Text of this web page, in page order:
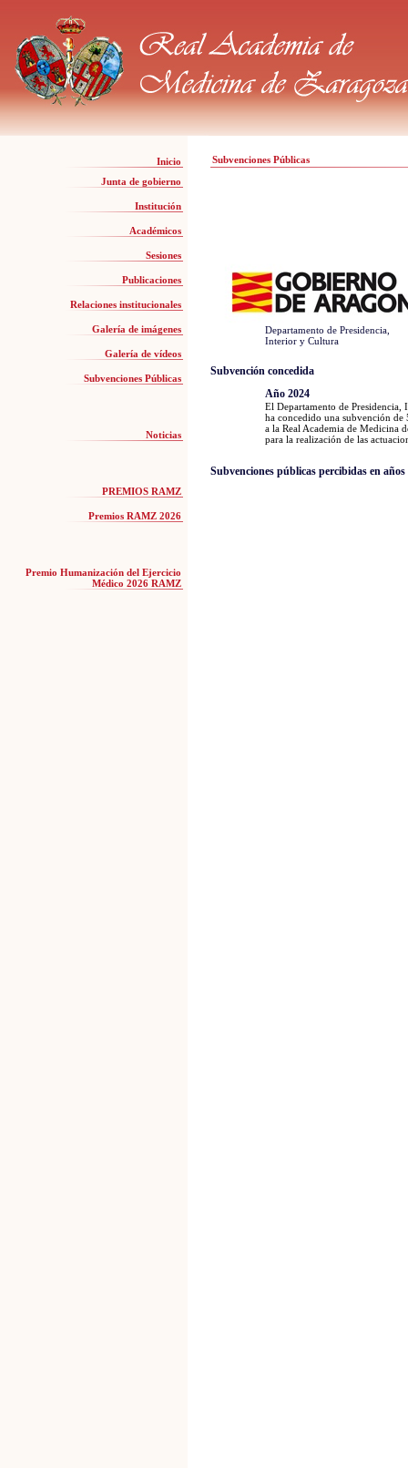
Inicio
Junta de gobierno
Institución
Académicos
Sesiones
Publicaciones
Relaciones institucionales
Galería de imágenes
Galería de vídeos
Subvenciones Públicas
Noticias
PREMIOS RAMZ
Premios RAMZ 2026
Premio Humanización del Ejercicio
Médico 2026 RAMZ
Subvenciones Públicas
Departamento de Presidencia,
Interior y Cultura
Subvención concedida
Año 2024
El Departamento de
ha concedido una subvención de
a la Real Academia de Medicina
para la realización de las
Subvenciones públicas percibidas en